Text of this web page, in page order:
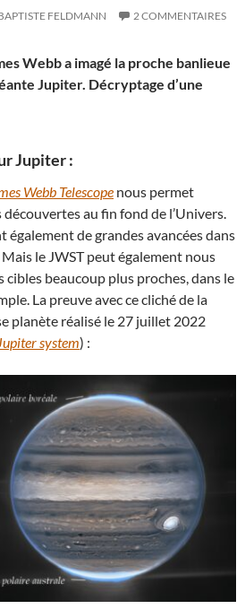
FELDMANN 2 COMMENTAIRES
Webb a imagé la proche banlieue
Jupiter. Décryptage d’une
Jupiter :
Webb Telescope nous permet
découvertes au fin fond de l’Univers.
également de grandes avancées dans
le JWST peut également nous
beaucoup plus proches, dans le
La preuve avec ce cliché de la
planète réalisé le 27 juillet 2022
system) :